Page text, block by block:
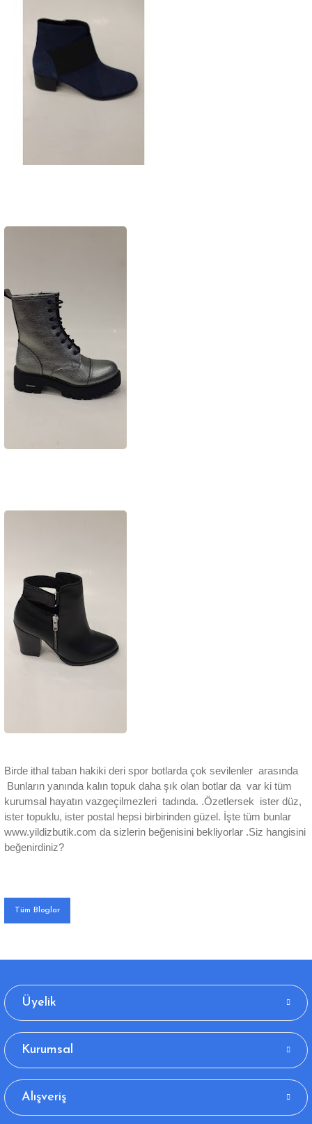
Birde ithal taban hakiki deri spor botlarda çok sevilenler arasında
Bunların yanında kalın topuk daha şık olan botlar da var ki tüm
kurumsal hayatın vazgeçilmezleri tadında. .Özetlersek ister düz,
ister topuklu, ister postal hepsi birbirinden güzel. İşte tüm bunlar
www.yildizbutik.com da sizlerin beğenisini bekliyorlar .Siz hangisini
beğenirdiniz?
Tüm Bloglar
Üyelik
Kurumsal
Alışveriş